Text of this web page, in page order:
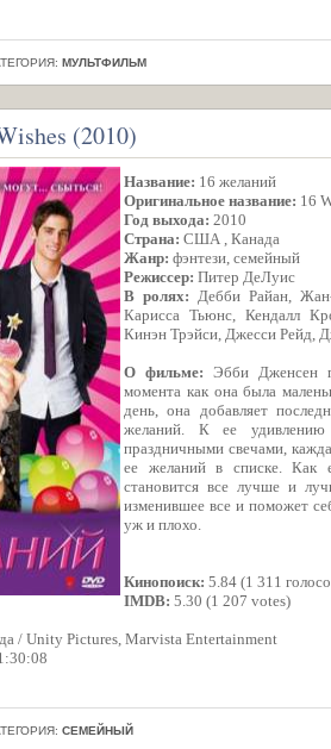
МУЛЬТФИЛЬМ
(2010)
Название: 16 желаний
Оригинальное название: 16
Год выхода: 2010
Страна: США , Канада
Жанр: фэнтези, семейный
Режиссер: Питер ДеЛуис
В ролях: Дебби Райан,
Карисса Тьюнс, Кендалл
Кинэн Трэйси, Джесси Рейд,
О фильме: Эбби Дженсен
момента как она была
день, она добавляет
желаний. К ее
праздничными свечами,
ее желаний в списке. Как
становится все лучше и
изменившее все и поможет
уж и плохо.
Кинопоиск: 5.84 (1 311
IMDB: 5.30 (1 207 votes)
/ Unity Pictures, Marvista Entertainment
СЕМЕЙНЫЙ